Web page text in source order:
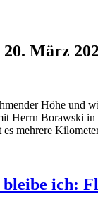
20. März
Höhe und
Herrn Borawski in
es mehrere
ich: